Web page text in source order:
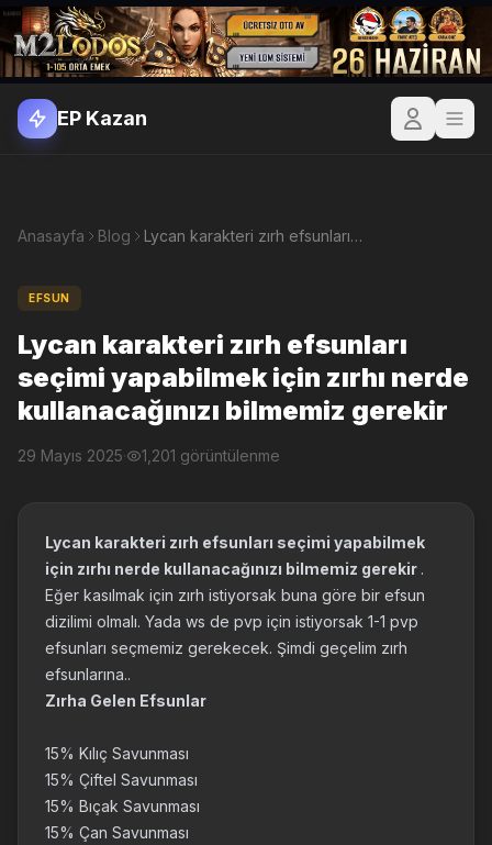
EP Kazan
Anasayfa Blog Lycan karakteri zırh efsunları seçimi yapabilmek için zırhı nerde kullanacağınızı bilmemiz gerekir
EFSUN
Lycan karakteri zırh efsunları
seçimi yapabilmek için zırhı nerde
kullanacağınızı bilmemiz gerekir
29 Mayıs 2025· 1,201 görüntülenme
Lycan karakteri zırh efsunları seçimi yapabilmek
için zırhı nerde kullanacağınızı bilmemiz gerekir .
Eğer kasılmak için zırh istiyorsak buna göre bir efsun
dizilimi olmalı. Yada ws de pvp için istiyorsak 1-1 pvp
efsunları seçmemiz gerekecek. Şimdi geçelim zırh
efsunlarına..
Zırha Gelen Efsunlar
15% Kılıç Savunması
15% Çiftel Savunması
15% Bıçak Savunması
15% Çan Savunması